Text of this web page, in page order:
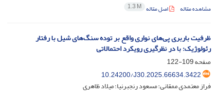
مشاهده مقاله اصل مقاله 1.3 M
ظرفیت باربری پی‌های نواری واقع بر توده سنگ‌های شیل با رفتار
رئولوژیک: با در نظرگیری رویکرد احتمالاتی
صفحه109-122
10.24200/J30.2025.66634.3422
فراز معتمدی ممقانی؛ مسعود رنجبرنیا؛ میلاد ظاهری